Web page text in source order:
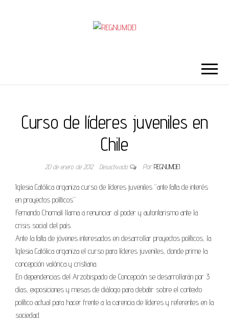
Curso de líderes juveniles en
Chile
20 de enero de 2012 Desactivado Por REGNUMDEI
Iglesia Católica organiza curso de líderes juveniles “ante falta de interés
en proyectos políticos”
Fernando Chomalí llama a renunciar al poder y autoritarismo ante la
crisis social del país.
Ante la falta de jóvenes interesados en desarrollar proyectos políticos, la
Iglesia Católica organiza el curso para líderes juveniles, donde prime la
concepción valórica y cristiana.
En dependencias del Arzobispado de Concepción se desarrollarán por 3
días, exposiciones y mesas de diálogo para debatir sobre el contexto
político actual para hacer frente a la carencia de líderes y referentes en la
sociedad.